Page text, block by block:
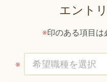
エント
※印のある項目は
※